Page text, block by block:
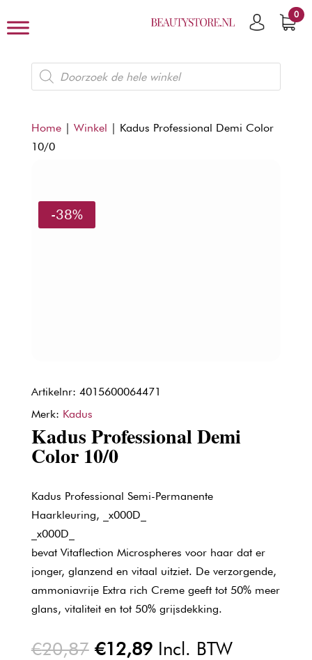
0
Producten
zoeken
Home| Winkel | Kadus Professional Demi Color
10/0
-38%
Artikelnr: 4015600064471
Merk: Kadus
Kadus Professional Demi
Color 10/0
Kadus Professional Semi-Permanente
Haarkleuring, _x000D_
_x000D_
bevat Vitaflection Microspheres voor haar dat er
jonger, glanzend en vitaal uitziet. De verzorgende,
ammoniavrije Extra rich Creme geeft tot 50% meer
glans, vitaliteit en tot 50% grijsdekking.
€20,87 Oorspronkelijke
€12,89Huidige
Incl. BTW